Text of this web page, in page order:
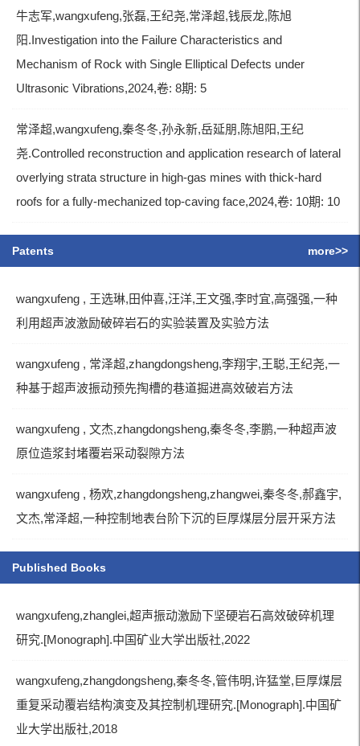
牛志军,wangxufeng,张磊,王纪尧,常泽超,钱辰龙,陈旭
阳.Investigation into the Failure Characteristics and
Mechanism of Rock with Single Elliptical Defects under
Ultrasonic Vibrations,2024,卷: 8期: 5
常泽超,wangxufeng,秦冬冬,孙永新,岳延朋,陈旭阳,王纪
尧.Controlled reconstruction and application research of lateral
overlying strata structure in high-gas mines with thick-hard
roofs for a fully-mechanized top-caving face,2024,卷: 10期: 10
Patents more>>
wangxufeng , 王选琳,田仲喜,汪洋,王文强,李时宜,高强强,一种
利用超声波激励破碎岩石的实验装置及实验方法
wangxufeng , 常泽超,zhangdongsheng,李翔宇,王聪,王纪尧,一
种基于超声波振动预先掏槽的巷道掘进高效破岩方法
wangxufeng , 文杰,zhangdongsheng,秦冬冬,李鹏,一种超声波
原位造浆封堵覆岩采动裂隙方法
wangxufeng , 杨欢,zhangdongsheng,zhangwei,秦冬冬,郝鑫宇,
文杰,常泽超,一种控制地表台阶下沉的巨厚煤层分层开采方法
Published Books
wangxufeng,zhanglei,超声振动激励下坚硬岩石高效破碎机理
研究.[Monograph].中国矿业大学出版社,2022
wangxufeng,zhangdongsheng,秦冬冬,管伟明,许猛堂,巨厚煤层
重复采动覆岩结构演变及其控制机理研究.[Monograph].中国矿
业大学出版社,2018